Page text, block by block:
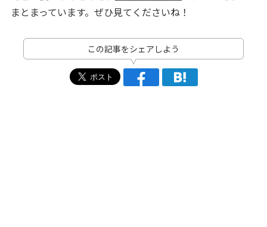
まとまっています。ぜひ見てくださいね！
この記事をシェアしよう